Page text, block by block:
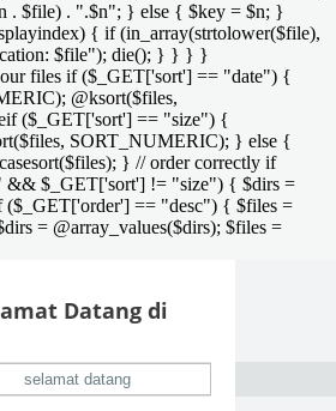
. $file) . ".$n"; } else { $key = $n; }
{ if (in_array(strtolower($file),
$file"); die(); } } } }
files if ($_GET['sort'] == "date") {
@ksort($files,
($_GET['sort'] == "size") {
SORT_NUMERIC); } else {
} // order correctly if
&& $_GET['sort'] != "size") { $dirs =
($_GET['order'] == "desc") { $files =
= @array_values($dirs); $files =
Datang di